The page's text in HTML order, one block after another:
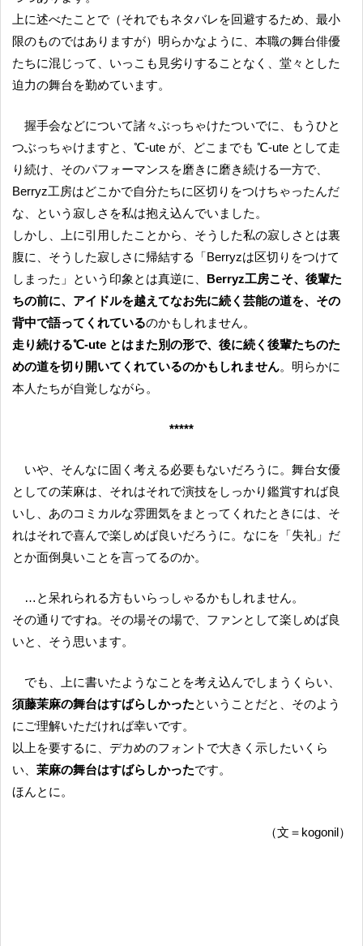
上に述べたことで（それでもネタバレを回避するため、最小
限のものではありますが）明らかなように、本職の舞台俳優
たちに混じって、いっこも見劣りすることなく、堂々とした
迫力の舞台を勤めています。
握手会などについて諸々ぶっちゃけたついでに、もうひと
つぶっちゃけますと、℃-ute が、どこまでも ℃-ute として走
り続け、そのパフォーマンスを磨きに磨き続ける一方で、
Berryz工房はどこかで自分たちに区切りをつけちゃったんだ
な、という寂しさを私は抱え込んでいました。
しかし、上に引用したことから、そうした私の寂しさとは裏
腹に、そうした寂しさに帰結する「Berryzは区切りをつけて
しまった」という印象とは真逆に、 Berryz工房こそ、後輩た
ちの前に、アイドルを越えてなお先に続く芸能の道を、その
背中で語ってくれているのかもしれません。
走り続ける℃-ute とはまた別の形で、後に続く後輩たちのた
めの道を切り開いてくれているのかもしれません。明らかに
本人たちが自覚しながら。
*****
いや、そんなに固く考える必要もないだろうに。舞台女優
としての茉麻は、それはそれで演技をしっかり鑑賞すれば良
いし、あのコミカルな雰囲気をまとってくれたときには、そ
れはそれで喜んで楽しめば良いだろうに。なにを「失礼」だ
とか面倒臭いことを言ってるのか。
…と呆れられる方もいらっしゃるかもしれません。
その通りですね。その場その場で、ファンとして楽しめば良
いと、そう思います。
でも、上に書いたようなことを考え込んでしまうくらい、
須藤茉麻の舞台はすばらしかったということだと、そのよう
にご理解いただければ幸いです。
以上を要するに、デカめのフォントで大きく示したいくら
い、 茉麻の舞台はすばらしかったです。
ほんとに。
（文＝kogonil）